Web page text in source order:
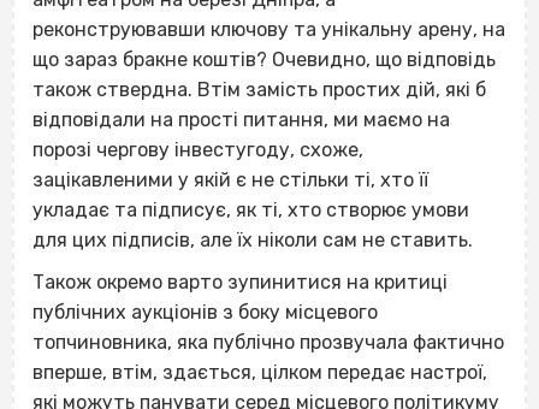
реконструювавши ключову та унікальну арену, на
що зараз бракне коштів? Очевидно, що відповідь
також ствердна. Втім замість простих дій, які б
відповідали на прості питання, ми маємо на
порозі чергову інвестугоду, схоже,
зацікавленими у якій є не стільки ті, хто її
укладає та підписує, як ті, хто створює умови
для цих підписів, але їх ніколи сам не ставить.
Також окремо варто зупинитися на критиці
публічних аукціонів з боку місцевого
топчиновника, яка публічно прозвучала фактично
вперше, втім, здається, цілком передає настрої,
які можуть панувати серед місцевого політикуму